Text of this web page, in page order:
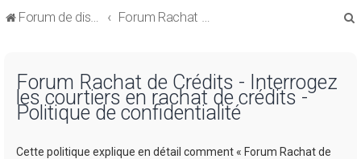
Forum de discussions sur le Regroupement de Crédits et le Rachat de Crédits Forum Rachat de Crédits
Forum Rachat de Crédits - Interrogez
les courtiers en rachat de crédits -
Politique de confidentialité
Cette politique explique en détail comment « Forum Rachat de